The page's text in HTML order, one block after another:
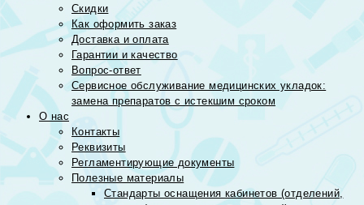
Скидки
Как оформить заказ
Доставка и оплата
Гарантии и качество
Вопрос-ответ
Сервисное обслуживание медицинских укладок:
замена препаратов с истекшим сроком
О нас
Контакты
Реквизиты
Регламентирующие документы
Полезные материалы
Стандарты оснащения кабинетов (отделений,